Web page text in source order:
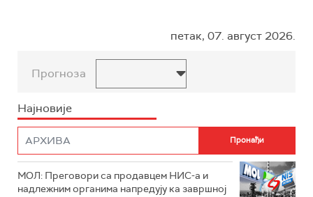
петак, 07. август 2026.
Прогноза
Најновије
МОЛ: Преговори са продавцем НИС-а и
надлежним органима напредују ка завршној